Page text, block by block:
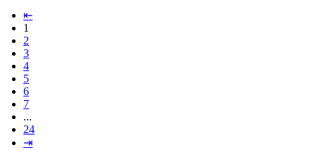
⇤
1
2
3
4
5
6
7
...
24
⇥